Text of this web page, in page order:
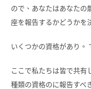
ので、あなたはあなたの
座を報告するかどうかを
いくつかの資格があり。
ここで私たちは皆で共有
種類の資格のに報告すべ